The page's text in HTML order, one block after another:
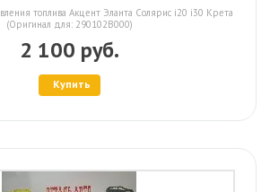
топлива Акцент Эланта Солярис i20 i30 Крета
(Оригинал для: 290102B000)
2 100 руб.
Купить